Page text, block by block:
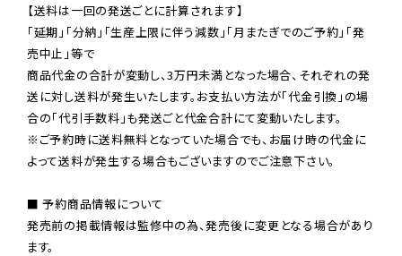
【送料は一回の発送ごとに計算されます】
「延期」「分納」「生産上限に伴う減数」「月またぎでのご予約」「発
売中止」等で
商品代金の合計が変動し、3万円未満となった場合、それぞれの発
送に対し送料が発生いたします。お支払い方法が「代金引換」の場
※ご予約時に送料無料となっていた場合でも、お届け時の代金に
よって送料が発生する場合もございますのでご注意下さい。
■ 予約商品情報について
発売前の掲載情報は監修中の為、発売後に変更となる場合があり
ます。